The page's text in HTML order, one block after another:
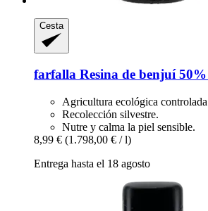
Cesta
farfalla Resina de benjuí
Agricultura ecológica
Recolección silvestre.
Nutre y calma la piel sensible.
8,99 € (1.798,00 € / l)
Entrega hasta el 18 agosto